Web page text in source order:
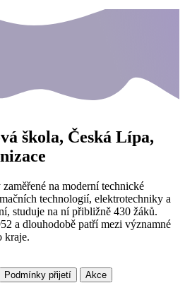
škola, Česká Lípa,
na moderní technické
technologií, elektrotechniky a
studuje na ní přibližně 430 žáků.
a dlouhodobě patří mezi významné
kraje.
Podmínky přijetí
Akce